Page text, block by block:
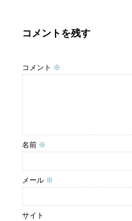
コメントを残す
コメント ※
名前 ※
メール ※
サイト